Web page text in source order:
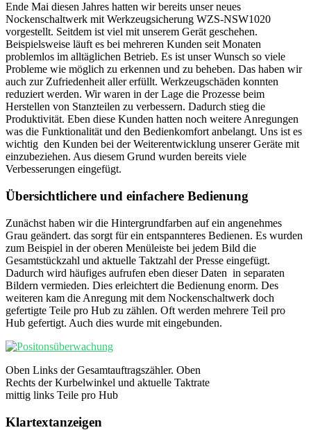
Ende Mai diesen Jahres hatten wir bereits unser neues
Nockenschaltwerk mit Werkzeugsicherung WZS-NSW1020
vorgestellt. Seitdem ist viel mit unserem Gerät geschehen.
Beispielsweise läuft es bei mehreren Kunden seit Monaten
problemlos im alltäglichen Betrieb. Es ist unser Wunsch so viele
Probleme wie möglich zu erkennen und zu beheben. Das haben wir
auch zur Zufriedenheit aller erfüllt. Werkzeugschäden konnten
reduziert werden. Wir waren in der Lage die Prozesse beim
Herstellen von Stanzteilen zu verbessern. Dadurch stieg die
Produktivität. Eben diese Kunden hatten noch weitere Anregungen
was die Funktionalität und den Bedienkomfort anbelangt. Uns ist es
wichtig den Kunden bei der Weiterentwicklung unserer Geräte mit
einzubeziehen. Aus diesem Grund wurden bereits viele
Verbesserungen eingefügt.
Übersichtlichere und einfachere Bedienung
Zunächst haben wir die Hintergrundfarben auf ein angenehmes
Grau geändert. das sorgt für ein entspannteres Bedienen. Es wurden
zum Beispiel in der oberen Menüleiste bei jedem Bild die
Gesamtstückzahl und aktuelle Taktzahl der Presse eingefügt.
Dadurch wird häufiges aufrufen eben dieser Daten in separaten
Bildern vermieden. Dies erleichtert die Bedienung enorm. Des
weiteren kam die Anregung mit dem Nockenschaltwerk doch
gefertigte Teile pro Hub zu zählen. Oft werden mehrere Teil pro
Hub gefertigt. Auch dies wurde mit eingebunden.
Oben Links der Gesamtauftragszähler. Oben
Rechts der Kurbelwinkel und aktuelle Taktrate
mittig links Teile pro Hub
Klartextanzeigen